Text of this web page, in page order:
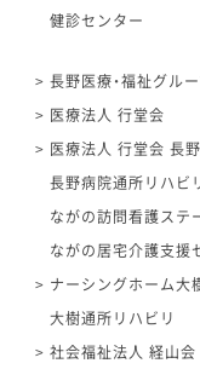
健診センター
長野医療・福祉グル
医療法人 行堂会
医療法人 行堂会 長
長野病院通所リハビ
ながの訪問看護ステ
ながの居宅介護支援
ナーシングホーム大
大樹通所リハビリ
社会福祉法人 経山会